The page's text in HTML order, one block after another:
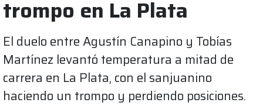
trompo en La Plata
El duelo entre Agustín Canapino y Tobías
Martínez levantó temperatura a mitad de
carrera en La Plata, con el sanjuanino
haciendo un trompo y perdiendo posiciones.